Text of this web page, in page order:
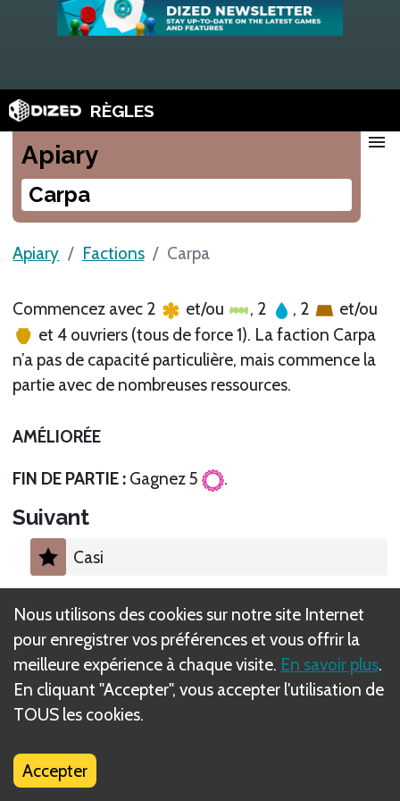
RÈGLES
Apiary
Carpa
menu
Apiary Factions Carpa
Commencez avec 2 et/ou , 2 , 2
et/ou
et 4 ouvriers (tous de force 1). La faction Carpa
n’a pas de capacité particulière, mais commence la
partie avec de nombreuses ressources.
AMÉLIORÉE
FIN DE PARTIE : Gagnez 5 .
Suivant
Casi
Qu'est-ce que les règles DIZED ?
Nous utilisons des cookies sur notre site Internet
pour enregistrer vos préférences et vous offrir la
meilleure expérience à chaque visite. En savoir plus.
En cliquant "Accepter", vous accepter l'utilisation de
TOUS les cookies.
Accepter